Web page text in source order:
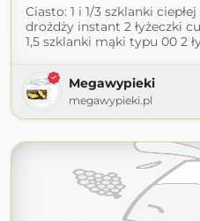
Ciasto: 1 i 1/3 szklanki
drożdży instant 2 łyżeczki
1,5 szklanki mąki typu 00 2
Megawypieki
megawypieki.pl